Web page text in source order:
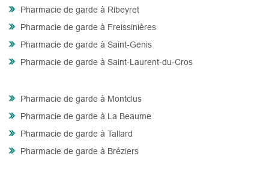
Pharmacie de garde à Ribeyret
Pharmacie de garde à Freissinières
Pharmacie de garde à Saint-Genis
Pharmacie de garde à Saint-Laurent-du-Cros
Pharmacie de garde à Montclus
Pharmacie de garde à La Beaume
Pharmacie de garde à Tallard
Pharmacie de garde à Bréziers